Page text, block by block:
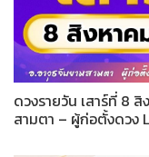
ดวงรายวัน เสาร์ที่ 8
สามตา – ผู้ก่อตั้งดวง